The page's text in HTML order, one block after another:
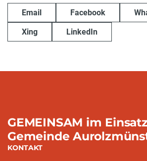
Email Facebook
Xing LinkedIn
GEMEINSAM im
Gemeinde
KONTAKT